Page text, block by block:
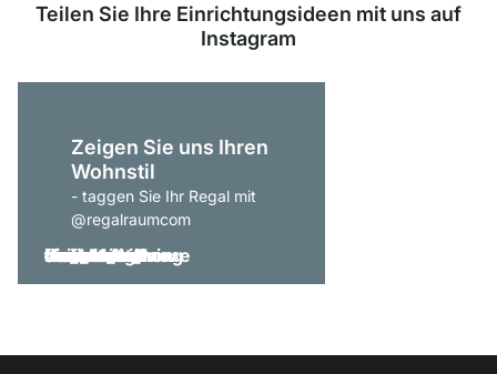
Teilen Sie Ihre Einrichtungsideen mit uns auf
Instagram
Zeigen Sie uns Ihren
Wohnstil
- taggen Sie Ihr Regal mit
@regalraumcom